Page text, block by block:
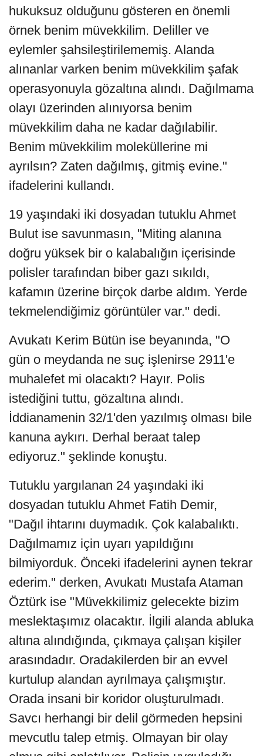
hukuksuz olduğunu gösteren en önemli
örnek benim müvekkilim. Deliller ve
eylemler şahsileştirilememiş. Alanda
alınanlar varken benim müvekkilim şafak
operasyonuyla gözaltına alındı. Dağılmama
olayı üzerinden alınıyorsa benim
müvekkilim daha ne kadar dağılabilir.
Benim müvekkilim moleküllerine mi
ayrılsın? Zaten dağılmış, gitmiş evine."
ifadelerini kullandı.
19 yaşındaki iki dosyadan tutuklu Ahmet
Bulut ise savunmasın, "Miting alanına
doğru yüksek bir o kalabalığın içerisinde
polisler tarafından biber gazı sıkıldı,
kafamın üzerine birçok darbe aldım. Yerde
tekmelendiğimiz görüntüler var." dedi.
Avukatı Kerim Bütün ise beyanında, "O
gün o meydanda ne suç işlenirse 2911'e
muhalefet mi olacaktı? Hayır. Polis
istediğini tuttu, gözaltına alındı.
İddianamenin 32/1'den yazılmış olması bile
kanuna aykırı. Derhal beraat talep
ediyoruz." şeklinde konuştu.
Tutuklu yargılanan 24 yaşındaki iki
dosyadan tutuklu Ahmet Fatih Demir,
"Dağıl ihtarını duymadık. Çok kalabalıktı.
Dağılmamız için uyarı yapıldığını
bilmiyorduk. Önceki ifadelerini aynen tekrar
ederim." derken, Avukatı Mustafa Ataman
Öztürk ise "Müvekkilimiz gelecekte bizim
meslektaşımız olacaktır. İlgili alanda abluka
altına alındığında, çıkmaya çalışan kişiler
arasındadır. Oradakilerden bir an evvel
kurtulup alandan ayrılmaya çalışmıştır.
Orada insani bir koridor oluşturulmadı.
Savcı herhangi bir delil görmeden hepsini
mevcutlu talep etmiş. Olmayan bir olay